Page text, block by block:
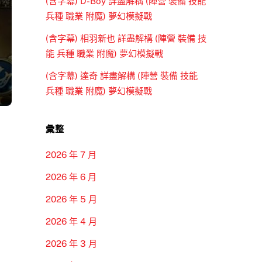
兵種 職業 附魔) 夢幻模擬戰
(含字幕) 相羽新也 詳盡解構 (陣營 裝備 技
能 兵種 職業 附魔) 夢幻模擬戰
(含字幕) 達奇 詳盡解構 (陣營 裝備 技能
兵種 職業 附魔) 夢幻模擬戰
彙整
2026 年 7 月
2026 年 6 月
2026 年 5 月
2026 年 4 月
2026 年 3 月